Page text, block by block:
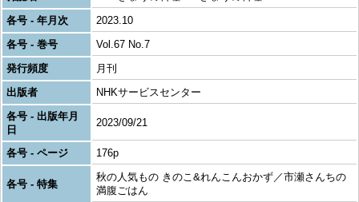
各号 - 年月次
2023.10
各号 - 巻号
Vol.67 No.7
発行頻度
月刊
出版者
NHKサービスセンター
各号 - 出版年月
日
2023/09/21
各号 - ページ 176p
各号 - 特集
秋の人気もの きのこ&れんこんおかず／市瀬さんちの
満腹ごはん